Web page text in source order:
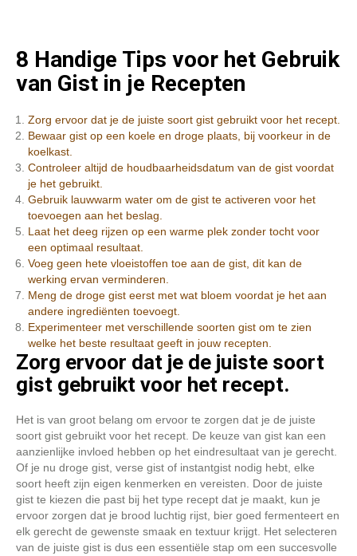
8 Handige Tips voor het Gebruik
van Gist in je Recepten
Zorg ervoor dat je de juiste soort gist gebruikt voor het recept.
Bewaar gist op een koele en droge plaats, bij voorkeur in de
koelkast.
Controleer altijd de houdbaarheidsdatum van de gist voordat
je het gebruikt.
Gebruik lauwwarm water om de gist te activeren voor het
toevoegen aan het beslag.
Laat het deeg rijzen op een warme plek zonder tocht voor
een optimaal resultaat.
Voeg geen hete vloeistoffen toe aan de gist, dit kan de
werking ervan verminderen.
Meng de droge gist eerst met wat bloem voordat je het aan
andere ingrediënten toevoegt.
Experimenteer met verschillende soorten gist om te zien
welke het beste resultaat geeft in jouw recepten.
Zorg ervoor dat je de juiste soort
gist gebruikt voor het recept.
Het is van groot belang om ervoor te zorgen dat je de juiste
soort gist gebruikt voor het recept. De keuze van gist kan een
aanzienlijke invloed hebben op het eindresultaat van je gerecht.
Of je nu droge gist, verse gist of instantgist nodig hebt, elke
soort heeft zijn eigen kenmerken en vereisten. Door de juiste
gist te kiezen die past bij het type recept dat je maakt, kun je
ervoor zorgen dat je brood luchtig rijst, bier goed fermenteert en
elk gerecht de gewenste smaak en textuur krijgt. Het selecteren
van de juiste gist is dus een essentiële stap om een succesvolle